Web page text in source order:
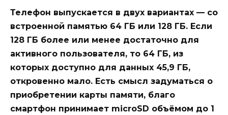
Телефон выпускается в двух вариантах — со
встроенной памятью 64 ГБ или 128 ГБ. Если
128 ГБ более или менее достаточно для
активного пользователя, то 64 ГБ, из
которых доступно для данных 45,9 ГБ,
откровенно мало. Есть смысл задуматься о
приобретении карты памяти, благо
смартфон принимает microSD объёмом до 1